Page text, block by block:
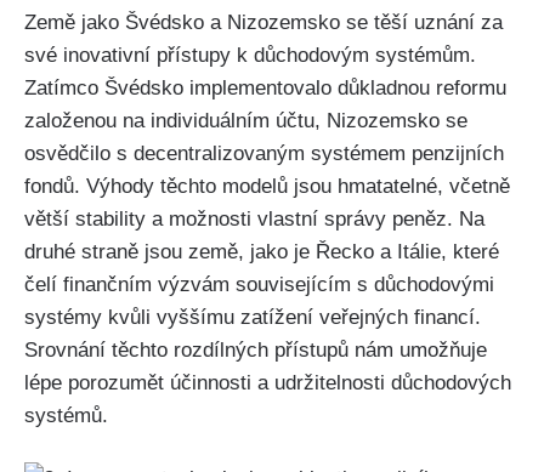
Země jako Švédsko a Nizozemsko se těší uznání za
své inovativní přístupy k důchodovým systémům.
Zatímco Švédsko implementovalo důkladnou reformu
založenou na individuálním účtu, Nizozemsko se
osvědčilo s decentralizovaným systémem penzijních
fondů. Výhody těchto modelů jsou hmatatelné, včetně
větší stability a možnosti vlastní správy peněz. Na
druhé straně jsou země, jako je Řecko a Itálie, které
čelí finančním výzvám souvisejícím s důchodovými
systémy kvůli vyššímu zatížení veřejných financí.
Srovnání těchto rozdílných přístupů nám umožňuje
lépe porozumět účinnosti a udržitelnosti důchodových
systémů.